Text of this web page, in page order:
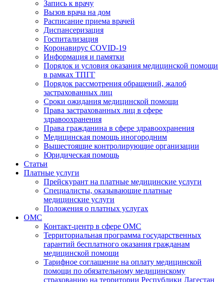
Запись к врачу
Вызов врача на дом
Расписание приема врачей
Диспансеризация
Госпитализация
Коронавирус COVID-19
Информация и памятки
Порядок и условия оказания медицинской помощи
в рамках ТПГГ
Порядок рассмотрения обращений, жалоб
застрахованных лиц
Сроки ожидания медицинской помощи
Права застрахованных лиц в сфере
здравоохранения
Права гражданина в сфере здравоохранения
Медицинская помощь иногородним
Вышестоящие контролирующие организации
Юридическая помощь
Статьи
Платные услуги
Прейскурант на платные медицинские услуги
Специалисты, оказывающие платные
медицинские услуги
Положения о платных услугах
ОМС
Контакт-центр в сфере ОМС
Территориальная программа государственных
гарантий бесплатного оказания гражданам
медицинской помощи
Тарифное соглашение на оплату медицинской
помощи по обязательному медицинскому
страхованию на территории Республики Дагестан